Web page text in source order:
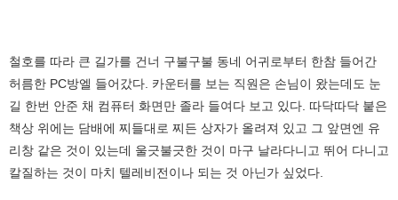
철호를 따라 큰 길가를 건너 구불구불 동네 어귀로부터 한참 들어간
허름한 PC방엘 들어갔다. 카운터를 보는 직원은 손님이 왔는데도 눈
길 한번 안준 채 컴퓨터 화면만 졸라 들여다 보고 있다. 따닥따닥 붙은
책상 위에는 담배에 찌들대로 찌든 상자가 올려져 있고 그 앞면엔 유
리창 같은 것이 있는데 울긋불긋한 것이 마구 날라다니고 뛰어 다니고
칼질하는 것이 마치 텔레비전이나 되는 것 아닌가 싶었다.